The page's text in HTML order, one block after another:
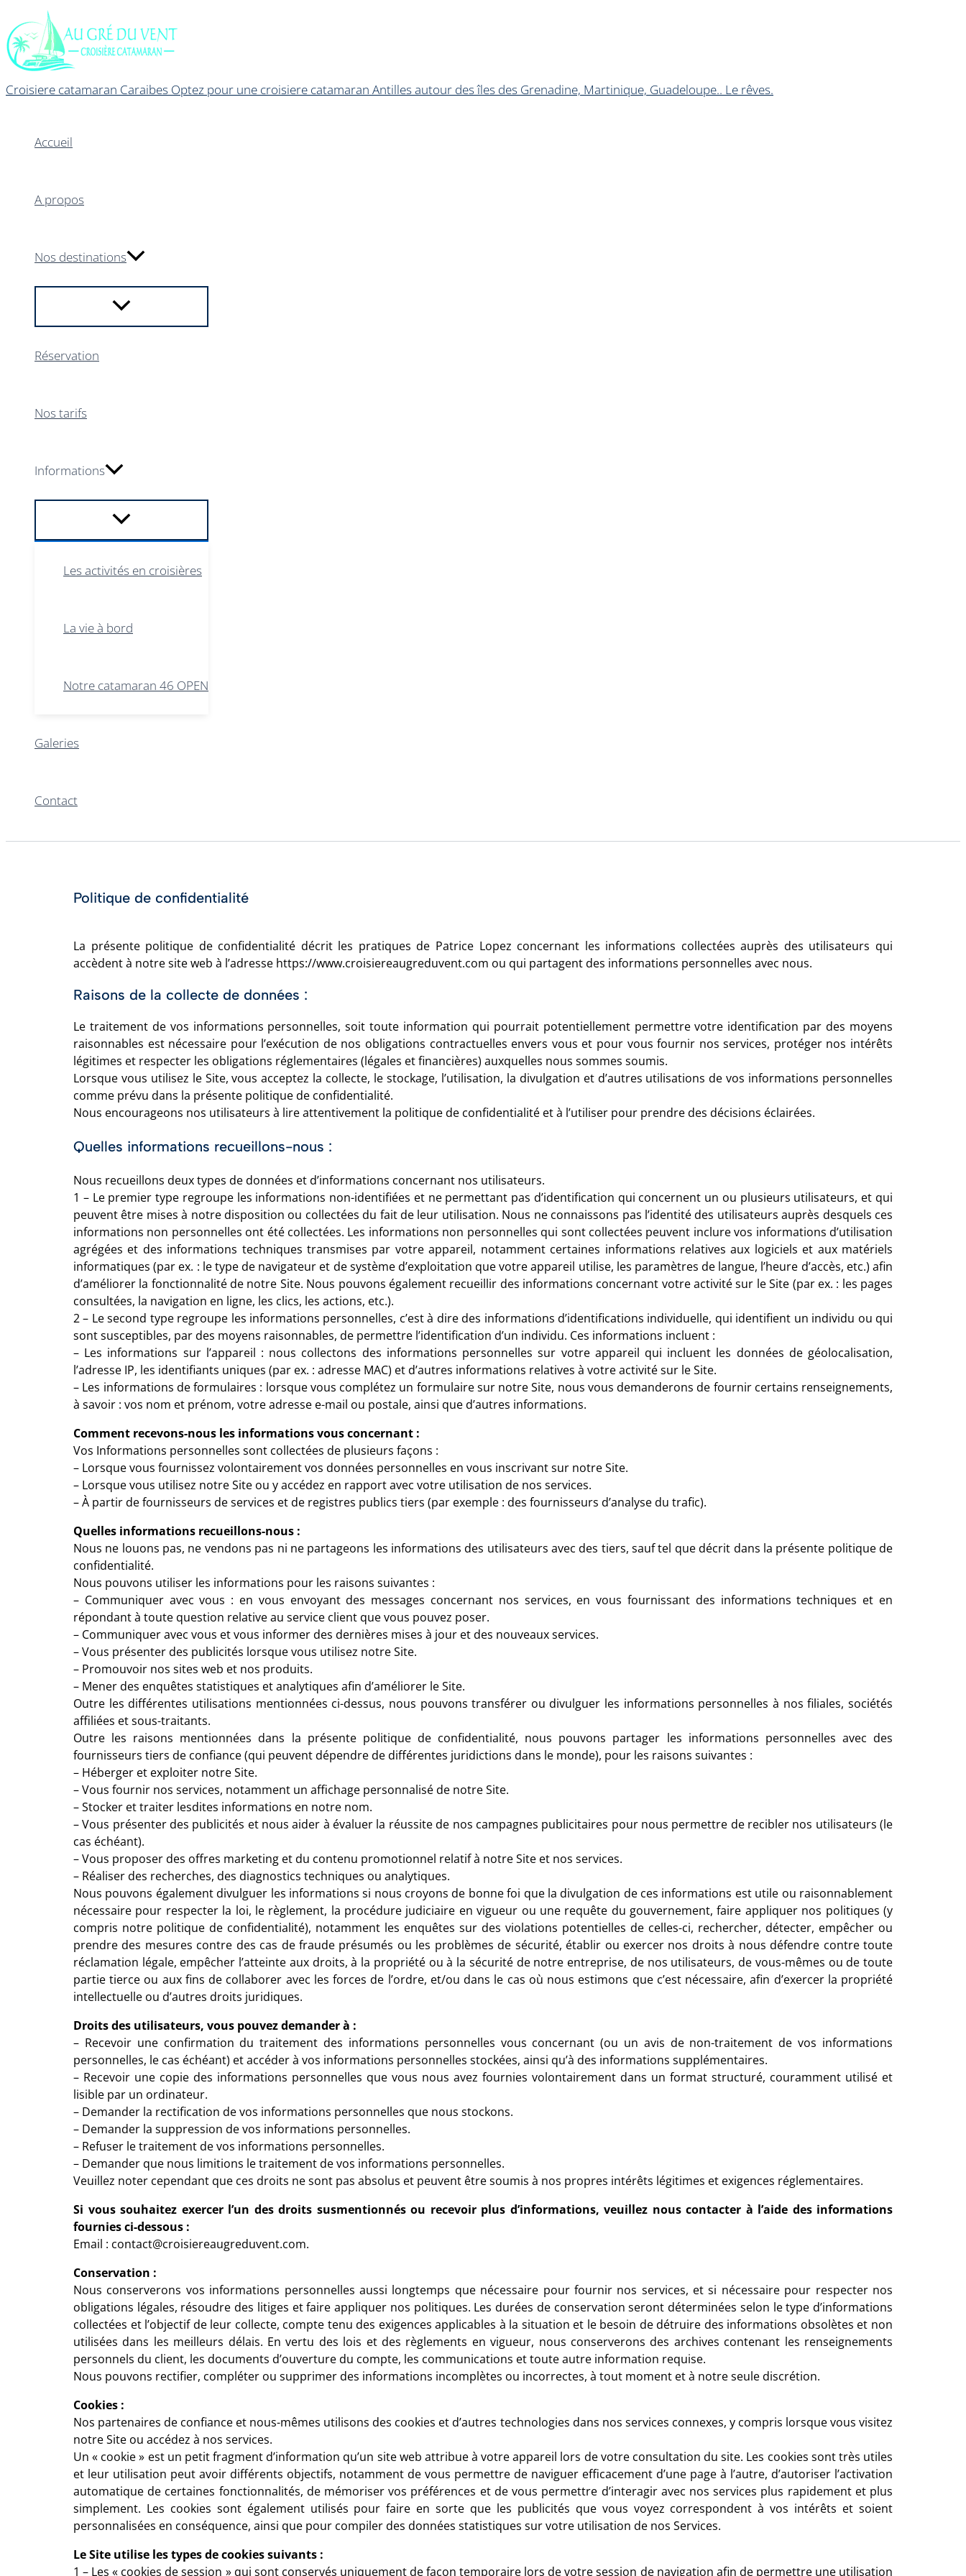
au
contenu
Croisiere catamaran Caraibes Optez pour une croisiere catamaran Antilles autour des îles des Grenadine, Martinique, Guadeloupe.. Le rêves.
Accueil
A propos
Nos destinations
Réservation
Nos tarifs
Informations
Les activités en croisières
La vie à bord
Notre catamaran 46 OPEN
Galeries
Contact
Politique de confidentialité
La présente politique de confidentialité décrit les pratiques de Patrice Lopez concernant les informations collectées auprès des utilisateurs qui
accèdent à notre site web à l’adresse https://www.croisiereaugreduvent.com ou qui partagent des informations personnelles avec nous.
Raisons de la collecte de données :
Le traitement de vos informations personnelles, soit toute information qui pourrait potentiellement permettre votre identification par des moyens
raisonnables est nécessaire pour l’exécution de nos obligations contractuelles envers vous et pour vous fournir nos services, protéger nos intérêts
légitimes et respecter les obligations réglementaires (légales et financières) auxquelles nous sommes soumis.
Lorsque vous utilisez le Site, vous acceptez la collecte, le stockage, l’utilisation, la divulgation et d’autres utilisations de vos informations personnelles
comme prévu dans la présente politique de confidentialité.
Nous encourageons nos utilisateurs à lire attentivement la politique de confidentialité et à l’utiliser pour prendre des décisions éclairées.
Quelles informations recueillons-nous :
Nous recueillons deux types de données et d’informations concernant nos utilisateurs.
1 – Le premier type regroupe les informations non-identifiées et ne permettant pas d’identification qui concernent un ou plusieurs utilisateurs, et qui
peuvent être mises à notre disposition ou collectées du fait de leur utilisation. Nous ne connaissons pas l’identité des utilisateurs auprès desquels ces
informations non personnelles ont été collectées. Les informations non personnelles qui sont collectées peuvent inclure vos informations d’utilisation
agrégées et des informations techniques transmises par votre appareil, notamment certaines informations relatives aux logiciels et aux matériels
informatiques (par ex. : le type de navigateur et de système d’exploitation que votre appareil utilise, les paramètres de langue, l’heure d’accès, etc.) afin
d’améliorer la fonctionnalité de notre Site. Nous pouvons également recueillir des informations concernant votre activité sur le Site (par ex. : les pages
consultées, la navigation en ligne, les clics, les actions, etc.).
2 – Le second type regroupe les informations personnelles, c’est à dire des informations d’identifications individuelle, qui identifient un individu ou qui
sont susceptibles, par des moyens raisonnables, de permettre l’identification d’un individu. Ces informations incluent :
– Les informations sur l’appareil : nous collectons des informations personnelles sur votre appareil qui incluent les données de géolocalisation,
l’adresse IP, les identifiants uniques (par ex. : adresse MAC) et d’autres informations relatives à votre activité sur le Site.
– Les informations de formulaires : lorsque vous complétez un formulaire sur notre Site, nous vous demanderons de fournir certains renseignements,
à savoir : vos nom et prénom, votre adresse e-mail ou postale, ainsi que d’autres informations.
Comment recevons-nous les informations vous concernant :
Vos Informations personnelles sont collectées de plusieurs façons :
– Lorsque vous fournissez volontairement vos données personnelles en vous inscrivant sur notre Site.
– Lorsque vous utilisez notre Site ou y accédez en rapport avec votre utilisation de nos services.
– À partir de fournisseurs de services et de registres publics tiers (par exemple : des fournisseurs d’analyse du trafic).
Quelles informations recueillons-nous :
Nous ne louons pas, ne vendons pas ni ne partageons les informations des utilisateurs avec des tiers, sauf tel que décrit dans la présente politique de
confidentialité.
Nous pouvons utiliser les informations pour les raisons suivantes :
– Communiquer avec vous : en vous envoyant des messages concernant nos services, en vous fournissant des informations techniques et en
répondant à toute question relative au service client que vous pouvez poser.
– Communiquer avec vous et vous informer des dernières mises à jour et des nouveaux services.
– Vous présenter des publicités lorsque vous utilisez notre Site.
– Promouvoir nos sites web et nos produits.
– Mener des enquêtes statistiques et analytiques afin d’améliorer le Site.
Outre les différentes utilisations mentionnées ci-dessus, nous pouvons transférer ou divulguer les informations personnelles à nos filiales, sociétés
affiliées et sous-traitants.
Outre les raisons mentionnées dans la présente politique de confidentialité, nous pouvons partager les informations personnelles avec des
fournisseurs tiers de confiance (qui peuvent dépendre de différentes juridictions dans le monde), pour les raisons suivantes :
– Héberger et exploiter notre Site.
– Vous fournir nos services, notamment un affichage personnalisé de notre Site.
– Stocker et traiter lesdites informations en notre nom.
– Vous présenter des publicités et nous aider à évaluer la réussite de nos campagnes publicitaires pour nous permettre de recibler nos utilisateurs (le
cas échéant).
– Vous proposer des offres marketing et du contenu promotionnel relatif à notre Site et nos services.
– Réaliser des recherches, des diagnostics techniques ou analytiques.
Nous pouvons également divulguer les informations si nous croyons de bonne foi que la divulgation de ces informations est utile ou raisonnablement
nécessaire pour respecter la loi, le règlement, la procédure judiciaire en vigueur ou une requête du gouvernement, faire appliquer nos politiques (y
compris notre politique de confidentialité), notamment les enquêtes sur des violations potentielles de celles-ci, rechercher, détecter, empêcher ou
prendre des mesures contre des cas de fraude présumés ou les problèmes de sécurité, établir ou exercer nos droits à nous défendre contre toute
réclamation légale, empêcher l’atteinte aux droits, à la propriété ou à la sécurité de notre entreprise, de nos utilisateurs, de vous-mêmes ou de toute
partie tierce ou aux fins de collaborer avec les forces de l’ordre, et/ou dans le cas où nous estimons que c’est nécessaire, afin d’exercer la propriété
intellectuelle ou d’autres droits juridiques.
Droits des utilisateurs, vous pouvez demander à :
– Recevoir une confirmation du traitement des informations personnelles vous concernant (ou un avis de non-traitement de vos informations
personnelles, le cas échéant) et accéder à vos informations personnelles stockées, ainsi qu’à des informations supplémentaires.
– Recevoir une copie des informations personnelles que vous nous avez fournies volontairement dans un format structuré, couramment utilisé et
lisible par un ordinateur.
– Demander la rectification de vos informations personnelles que nous stockons.
– Demander la suppression de vos informations personnelles.
– Refuser le traitement de vos informations personnelles.
– Demander que nous limitions le traitement de vos informations personnelles.
Veuillez noter cependant que ces droits ne sont pas absolus et peuvent être soumis à nos propres intérêts légitimes et exigences réglementaires.
Si vous souhaitez exercer l’un des droits susmentionnés ou recevoir plus d’informations, veuillez nous contacter à l’aide des informations
fournies ci-dessous :
Email : contact@croisiereaugreduvent.com.
Conservation :
Nous conserverons vos informations personnelles aussi longtemps que nécessaire pour fournir nos services, et si nécessaire pour respecter nos
obligations légales, résoudre des litiges et faire appliquer nos politiques. Les durées de conservation seront déterminées selon le type d’informations
collectées et l’objectif de leur collecte, compte tenu des exigences applicables à la situation et le besoin de détruire des informations obsolètes et non
utilisées dans les meilleurs délais. En vertu des lois et des règlements en vigueur, nous conserverons des archives contenant les renseignements
personnels du client, les documents d’ouverture du compte, les communications et toute autre information requise.
Nous pouvons rectifier, compléter ou supprimer des informations incomplètes ou incorrectes, à tout moment et à notre seule discrétion.
Cookies :
Nos partenaires de confiance et nous-mêmes utilisons des cookies et d’autres technologies dans nos services connexes, y compris lorsque vous visitez
notre Site ou accédez à nos services.
Un « cookie » est un petit fragment d’information qu’un site web attribue à votre appareil lors de votre consultation du site. Les cookies sont très utiles
et leur utilisation peut avoir différents objectifs, notamment de vous permettre de naviguer efficacement d’une page à l’autre, d’autoriser l’activation
automatique de certaines fonctionnalités, de mémoriser vos préférences et de vous permettre d’interagir avec nos services plus rapidement et plus
simplement. Les cookies sont également utilisés pour faire en sorte que les publicités que vous voyez correspondent à vos intérêts et soient
personnalisées en conséquence, ainsi que pour compiler des données statistiques sur votre utilisation de nos Services.
Le Site utilise les types de cookies suivants :
1 – Les « cookies de session » qui sont conservés uniquement de façon temporaire lors de votre session de navigation afin de permettre une utilisation